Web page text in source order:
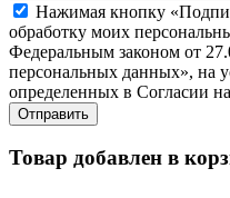
Нажимая кнопку
обработку моих
Федеральным законом от
персональных данных», на
определенных в Согласии
Товар добавлен в